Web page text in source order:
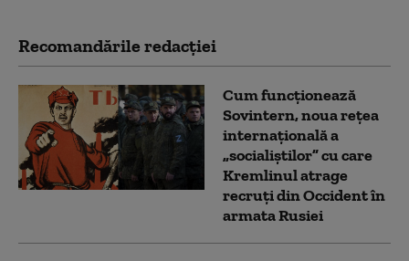
Recomandările redacţiei
Cum funcționează
Sovintern, noua rețea
internațională a
„socialiștilor” cu care
Kremlinul atrage
recruți din Occident în
armata Rusiei